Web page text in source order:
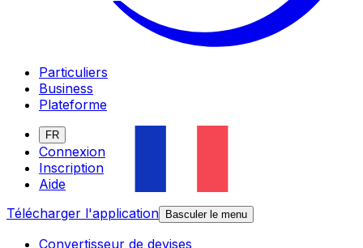
Particuliers
Business
Plateforme
FR
Connexion
Inscription
Aide
Télécharger l'application
Basculer le menu
Convertisseur de devises